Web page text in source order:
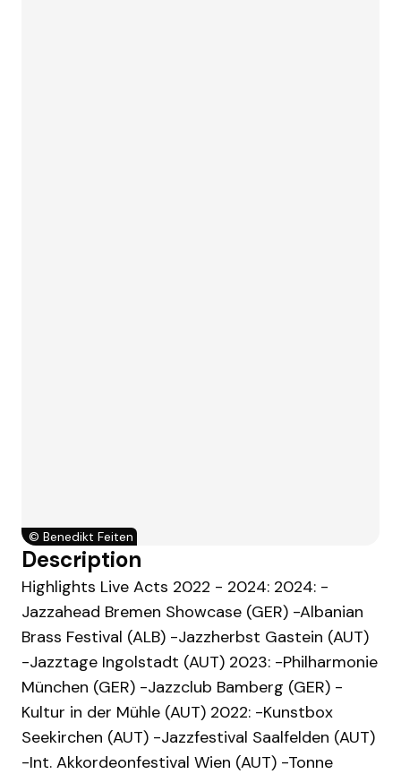
© Benedikt Feiten
Description
Highlights Live Acts 2022 - 2024: 2024: -
Jazzahead Bremen Showcase (GER) -Albanian
Brass Festival (ALB) -Jazzherbst Gastein (AUT)
-Jazztage Ingolstadt (AUT) 2023: -Philharmonie
München (GER) -Jazzclub Bamberg (GER) -
Kultur in der Mühle (AUT) 2022: -Kunstbox
Seekirchen (AUT) -Jazzfestival Saalfelden (AUT)
-Int. Akkordeonfestival Wien (AUT) -Tonne